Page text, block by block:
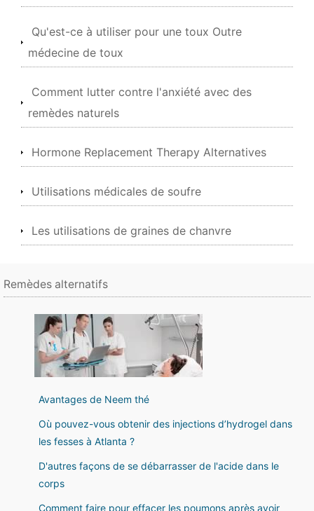
Qu'est-ce à utiliser pour une toux Outre
médecine de toux
Comment lutter contre l'anxiété avec des
remèdes naturels
Hormone Replacement Therapy Alternatives
Utilisations médicales de soufre
Les utilisations de graines de chanvre
Remèdes alternatifs
Avantages de Neem thé
Où pouvez-vous obtenir des injections d’hydrogel dans
les fesses à Atlanta ?
D'autres façons de se débarrasser de l'acide dans le
corps
Comment faire pour effacer les poumons après avoir